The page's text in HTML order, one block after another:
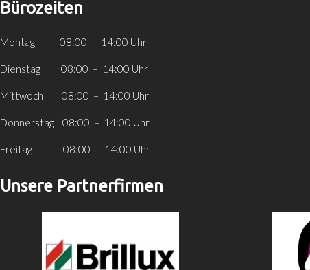
Bürozeiten
Montag 08:00 – 14:00 Uhr
Dienstag 08:00 – 14:00 Uhr
Mittwoch 08:00 – 14:00 Uhr
Donnerstag 08:00 – 14:00 Uhr
Freitag 08:00 – 14:00 Uhr
Unsere Partnerfirmen